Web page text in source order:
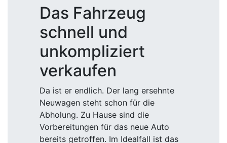
Das Fahrzeug
schnell und
unkompliziert
verkaufen
Da ist er endlich. Der lang ersehnte
Neuwagen steht schon für die
Abholung. Zu Hause sind die
Vorbereitungen für das neue Auto
bereits getroffen. Im Idealfall ist das